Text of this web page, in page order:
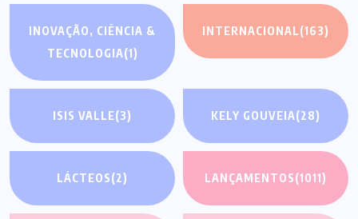
INOVAÇÃO, CIÊNCIA &
TECNOLOGIA(1)
INTERNACIONAL(163)
ISIS VALLE(3) KELY GOUVEIA(28)
LÁCTEOS(2) LANÇAMENTOS(1011)